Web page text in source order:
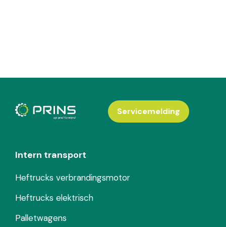
Intern transport
Heftrucks verbrandingsmotor
Heftrucks elektrisch
Palletwagens
Servicemelding